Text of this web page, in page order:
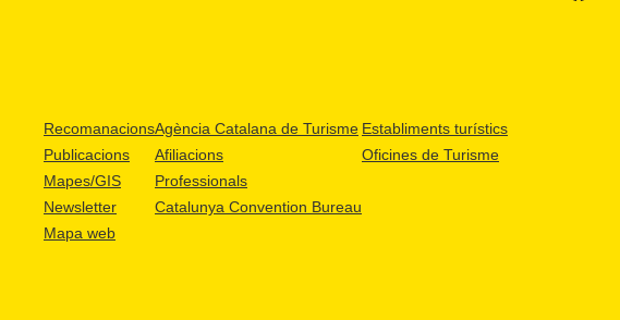
Recomanacions
Publicacions
Mapes/GIS
Newsletter
Mapa web
Agència Catalana de Turisme
Afiliacions
Professionals
Catalunya Convention Bureau
Establiments turístics
Oficines de Turisme